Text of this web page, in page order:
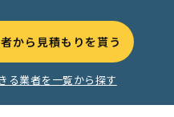
から見積もりを貰う
る業者を一覧から探す